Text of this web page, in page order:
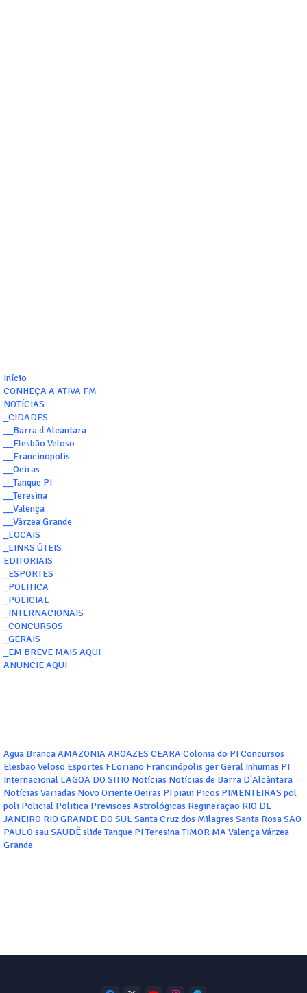
Início
CONHEÇA A ATIVA FM
NOTÍCIAS
_CIDADES
__Barra d Alcantara
__Elesbão Veloso
__Francinopolis
__Oeiras
__Tanque PI
__Teresina
__Valença
__Várzea Grande
_LOCAIS
_LINKS ÚTEIS
EDITORIAIS
_ESPORTES
_POLITICA
_POLICIAL
_INTERNACIONAIS
_CONCURSOS
_GERAIS
_EM BREVE MAIS AQUI
ANUNCIE AQUI
Agua BrancaAMAZONIAAROAZES CEARAColonia do PIConcursos
Elesbão Veloso Esportes FLoriano Francinópolis gerGeral Inhumas PI
Internacional LAGOA DO SITIO Notícias Notícias de Barra D'Alcântara
Notícias Variadas Novo Oriente Oeiras PIpiaui Picos PIMENTEIRAS pol
poli Policial Politica Previsões Astrológicas Regineraçao RIO DE
JANEIRO RIO GRANDE DO SUL Santa Cruz dos Milagres Santa RosaSÃO
PAULOsauSAUDÊslide Tanque PITeresinaTIMOR MAValençaVárzea
Grande